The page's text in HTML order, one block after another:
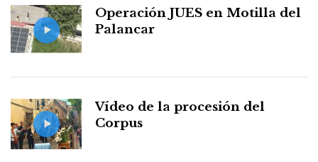
Operación JUES en Motilla del
Palancar
Vídeo de la procesión del
Corpus